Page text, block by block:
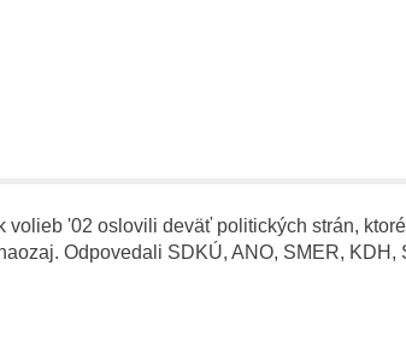
volieb '02 oslovili deväť politických strán,
Odpovedali SDKÚ, ANO, SMER, KDH,